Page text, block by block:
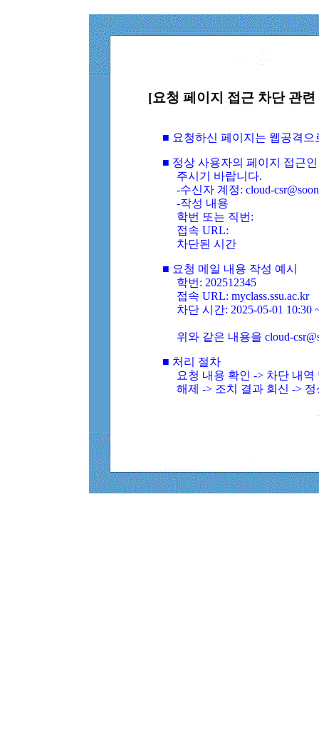
[요청 페이지 접근 차단 관
■ 요청하신 페이지는 웹공격
■ 정상 사용자의 페이지 접근
주시기 바랍니다.
-수신자 계정: cloud-
-작성 내용
학번 또는 직번:
접속 URL:
차단된 시간
■ 요청 메일 내용 작성 예시
학번: 202512345
접속 URL: myclass.ssu.ac.kr
차단 시간: 2025-05-01 10:30
위와 같은 내용을 cloud-
■ 처리 절차
요청 내용 확인 -> 차단 내
해제 -> 조치 결과 회신 ->